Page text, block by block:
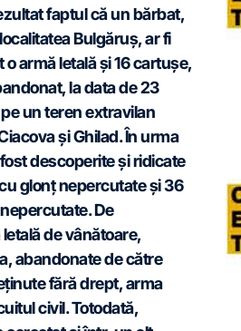
faptul că un bărbat,
Bulgăruș, ar fi
armă letală și 16 cartușe,
la data de 23
un teren extravilan
și Ghilad.În urma
descoperite și ridicate
glonț nepercutate și 36
De
de vânătoare,
abandonate de către
fără drept, arma
civil. Totodată,